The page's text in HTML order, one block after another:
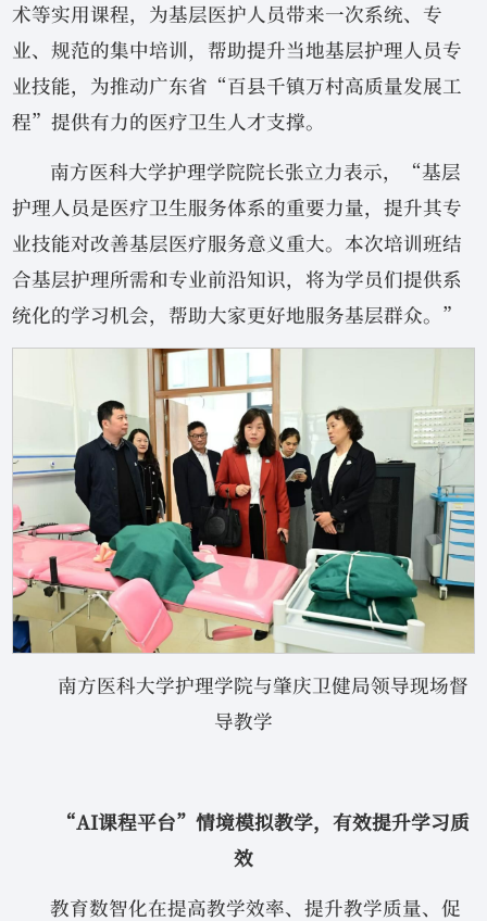
术等实用课程，为基层医护人员带来一次系统、专
业、规范的集中培训，帮助提升当地基层护理人员专
业技能，为推动广东省“百县千镇万村高质量发展工
程”提供有力的医疗卫生人才支撑。
南方医科大学护理学院院长张立力表示，“基层
护理人员是医疗卫生服务体系的重要力量，提升其专
业技能对改善基层医疗服务意义重大。本次培训班结
合基层护理所需和专业前沿知识，将为学员们提供系
统化的学习机会，帮助大家更好地服务基层群众。”
南方医科大学护理学院与肇庆卫健局领导现场督
导教学
“AI课程平台”情境模拟教学，有效提升学习质
效
教育数智化在提高教学效率、提升教学质量、促